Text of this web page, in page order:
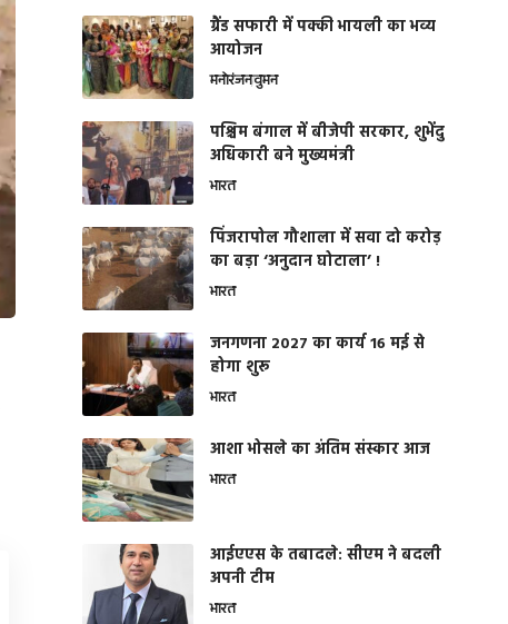
ग्रैंड सफारी में पक्की भायली का भव्य
आयोजन
मनोरंजनवुमन
पश्चिम बंगाल में बीजेपी सरकार, शुभेंदु
अधिकारी बने मुख्यमंत्री
भारत
​पिंजरापोल गौशाला में सवा दो करोड़
का बड़ा ‘अनुदान घोटाला’ !
भारत
जनगणना 2027 का कार्य 16 मई से
होगा शुरू
भारत
आशा भोसले का अंतिम संस्कार आज
भारत
आईएएस के तबादले: सीएम ने बदली
अपनी टीम
भारत